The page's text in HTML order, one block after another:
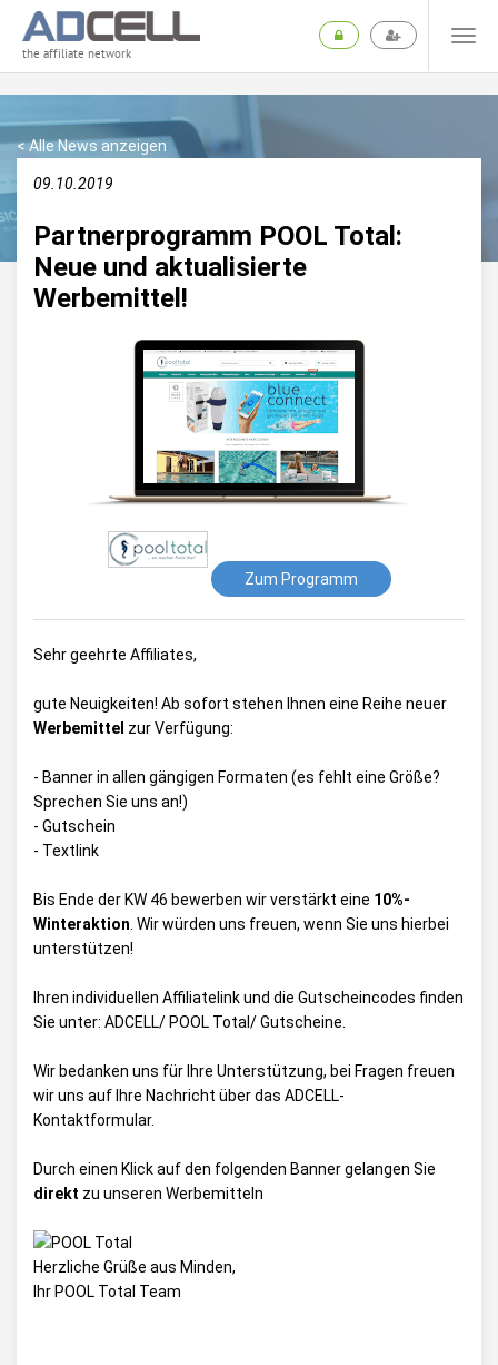
the affiliate network
< Alle News anzeigen
09.10.2019
Partnerprogramm POOL Total:
Neue und aktualisierte
Werbemittel!
Zum Programm
Sehr geehrte Affiliates,
gute Neuigkeiten! Ab sofort stehen Ihnen eine Reihe neuer
Werbemittel zur Verfügung:
- Banner in allen gängigen Formaten (es fehlt eine Größe?
Sprechen Sie uns an!)
- Gutschein
- Textlink
Bis Ende der KW 46 bewerben wir verstärkt eine 10%-
Winteraktion . Wir würden uns freuen, wenn Sie uns hierbei
unterstützen!
Ihren individuellen Affiliatelink und die Gutscheincodes finden
Sie unter: ADCELL/ POOL Total/ Gutscheine
Wir bedanken uns für Ihre Unterstützung, bei Fragen freuen
wir uns auf Ihre Nachricht über das ADCELL-
Kontaktformular.
Durch einen Klick auf den folgenden Banner gelangen Sie
direkt zu unseren Werbemitteln
Herzliche Grüße aus Minden,
Ihr POOL Total Team